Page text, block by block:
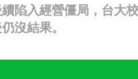
陷入經營僵局，台大
沒結果。